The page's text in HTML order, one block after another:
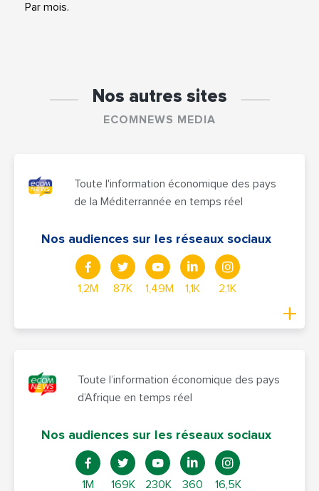
Par mois.
Nos autres sites
ECOMNEWS MEDIA
Toute l'information économique des pays
de la Méditerrannée en temps réel
Nos audiences sur les réseaux sociaux
1,2M 87K 1,49M 1,1K 2,1K
Toute l’information économique des pays
d’Afrique en temps réel
Nos audiences sur les réseaux sociaux
1M 169K 230K 360 16,5K